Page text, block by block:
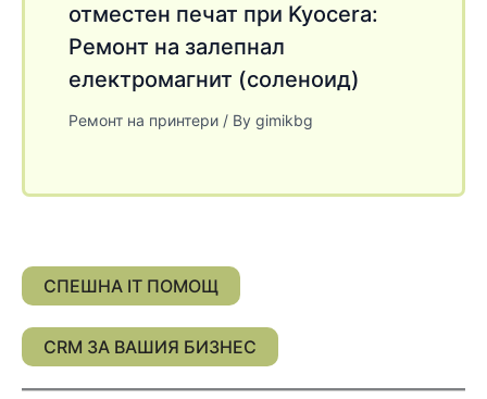
отместен печат при Kyocera:
Ремонт на залепнал
електромагнит (соленоид)
Ремонт на принтери / By gimikbg
СПЕШНА IT ПОМОЩ
CRM ЗА ВАШИЯ БИЗНЕС